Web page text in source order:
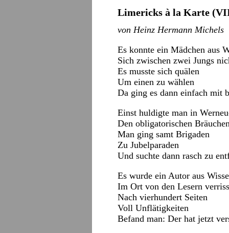
Limericks à la Karte
von Heinz Hermann Michels
Es konnte ein Mädchen aus
Sich zwischen zwei Jungs
Es musste sich quälen
Um einen zu wählen
Da ging es dann einfach mit
Einst huldigte man in
Den obligatorischen
Man ging samt Brigaden
Zu Jubelparaden
Und suchte dann rasch zu
Es wurde ein Autor aus
Im Ort von den Lesern
Nach vierhundert Seiten
Voll Unflätigkeiten
Befand man: Der hat jetzt